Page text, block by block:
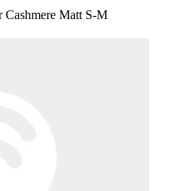
Cashmere Matt S-M